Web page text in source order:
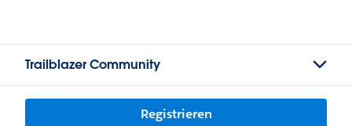
Trailblazer Community
Registrieren